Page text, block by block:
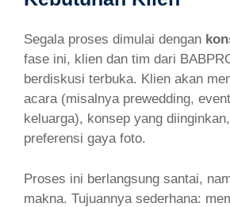
Segala proses dimulai dengan
fase ini, klien dan tim dari
berdiskusi terbuka. Klien akan
acara (misalnya prewedding,
keluarga), konsep yang
preferensi gaya foto.
Proses ini berlangsung santai,
makna. Tujuannya sederhana: